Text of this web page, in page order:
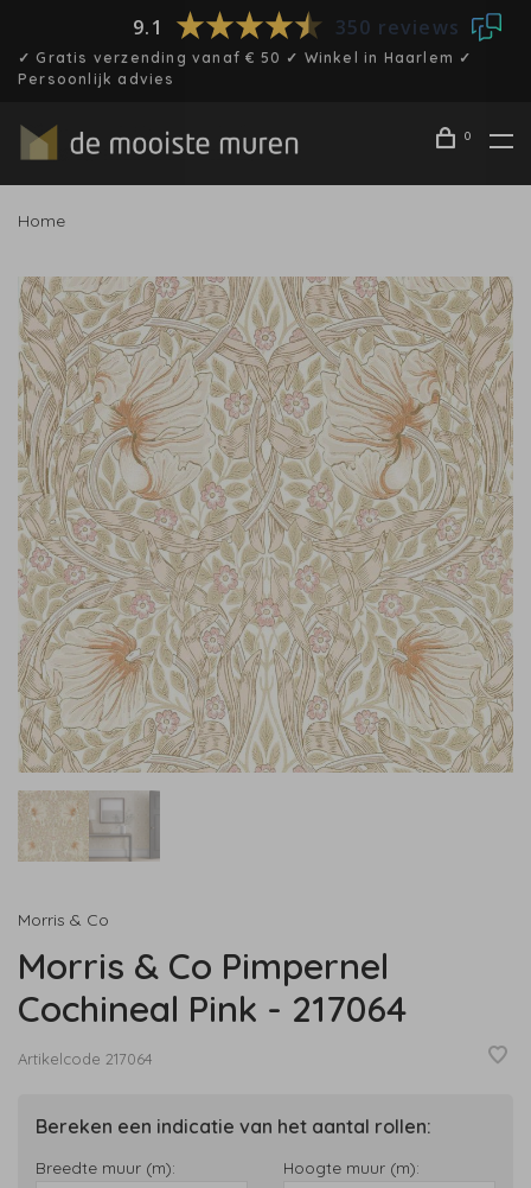
9.1 350 reviews
✓ Gratis verzending vanaf € 50 ✓ Winkel in Haarlem ✓
Persoonlijk advies
0
Home
Morris & Co
Morris & Co Pimpernel
Cochineal Pink - 217064
Artikelcode 217064
Bereken een indicatie van het aantal rollen:
Breedte muur (m): Hoogte muur (m):